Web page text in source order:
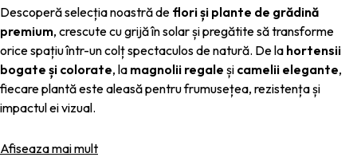
Descoperă selecția noastră de flori și plante de grădină
premium, crescute cu grijă în solar și pregătite să transforme
orice spațiu într-un colț spectaculos de natură. De la hortensii
bogate și colorate, la magnolii regale și camelii elegante,
fiecare plantă este aleasă pentru frumusețea, rezistența și
impactul ei vizual.
ceea ce le permite să se dezvolte armonios, să formeze frunziș
Afiseaza mai mult